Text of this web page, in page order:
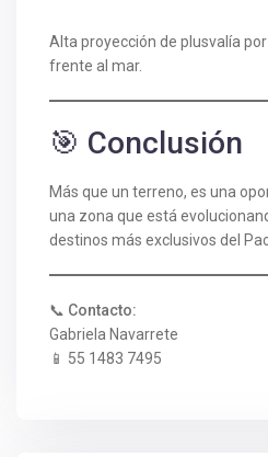
Alta proyección de plusvalía
frente al mar.
🎯 Conclusión
Más que un terreno, es una
una zona que está
destinos más exclusivos del
📞 Contacto:
Gabriela Navarrete
📱 55 1483 7495